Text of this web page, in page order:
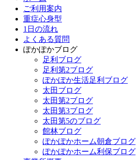
ご利用案内
重症心身型
1日の流れ
よくある質問
ぽかぽかブログ
足利ブログ
足利第2ブログ
ぽかぽか生活足利ブログ
太田ブログ
太田第2ブログ
太田第3ブログ
太田第5のブログ
館林ブログ
ぽかぽかホーム朝倉ブログ
ぽかぽかホーム利保ブログ